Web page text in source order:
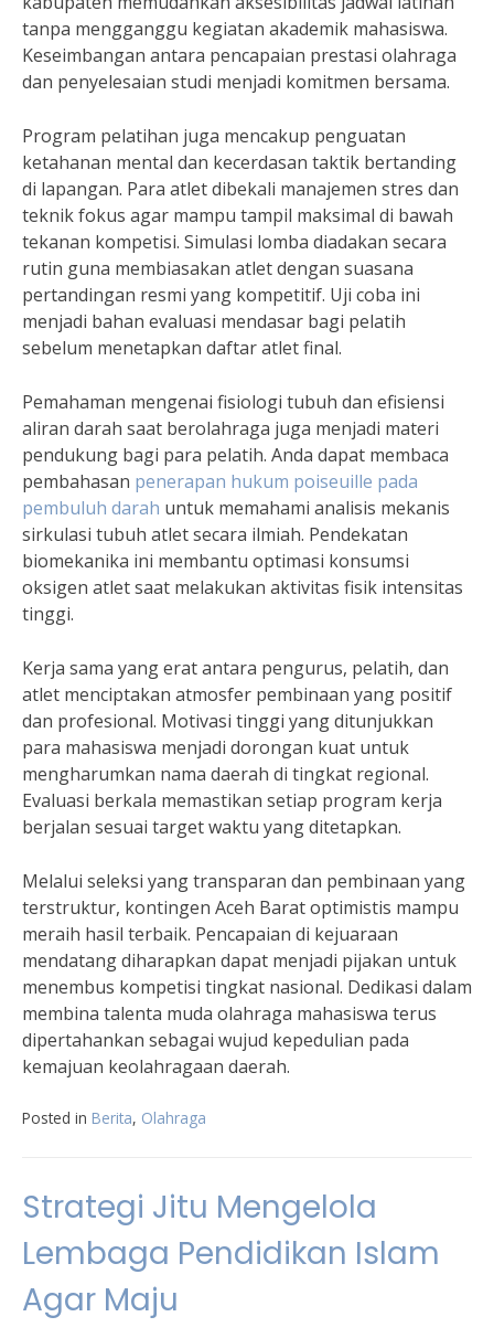
tanpa mengganggu kegiatan akademik mahasiswa.
Keseimbangan antara pencapaian prestasi olahraga
dan penyelesaian studi menjadi komitmen bersama.
Program pelatihan juga mencakup penguatan
ketahanan mental dan kecerdasan taktik bertanding
di lapangan. Para atlet dibekali manajemen stres dan
teknik fokus agar mampu tampil maksimal di bawah
tekanan kompetisi. Simulasi lomba diadakan secara
rutin guna membiasakan atlet dengan suasana
pertandingan resmi yang kompetitif. Uji coba ini
menjadi bahan evaluasi mendasar bagi pelatih
sebelum menetapkan daftar atlet final.
Pemahaman mengenai fisiologi tubuh dan efisiensi
aliran darah saat berolahraga juga menjadi materi
pendukung bagi para pelatih. Anda dapat membaca
pembahasan penerapan hukum poiseuille pada
pembuluh darah untuk memahami analisis mekanis
sirkulasi tubuh atlet secara ilmiah. Pendekatan
biomekanika ini membantu optimasi konsumsi
oksigen atlet saat melakukan aktivitas fisik intensitas
tinggi.
Kerja sama yang erat antara pengurus, pelatih, dan
atlet menciptakan atmosfer pembinaan yang positif
dan profesional. Motivasi tinggi yang ditunjukkan
para mahasiswa menjadi dorongan kuat untuk
mengharumkan nama daerah di tingkat regional.
Evaluasi berkala memastikan setiap program kerja
berjalan sesuai target waktu yang ditetapkan.
Melalui seleksi yang transparan dan pembinaan yang
terstruktur, kontingen Aceh Barat optimistis mampu
meraih hasil terbaik. Pencapaian di kejuaraan
mendatang diharapkan dapat menjadi pijakan untuk
menembus kompetisi tingkat nasional. Dedikasi dalam
membina talenta muda olahraga mahasiswa terus
dipertahankan sebagai wujud kepedulian pada
kemajuan keolahragaan daerah.
Posted in Berita, Olahraga
Strategi Jitu Mengelola
Lembaga Pendidikan Islam
Agar Maju